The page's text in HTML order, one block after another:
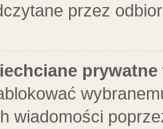
przez
wiadomości